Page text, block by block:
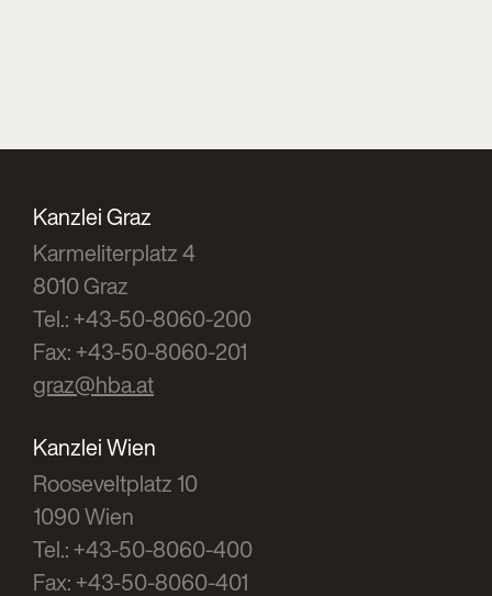
Kanzlei Graz
Karmeliterplatz 4
8010 Graz
Tel.: +43-50-8060-200
Fax: +43-50-8060-201
graz@hba.at
Kanzlei Wien
Rooseveltplatz 10
1090 Wien
Tel.: +43-50-8060-400
Fax: +43-50-8060-401